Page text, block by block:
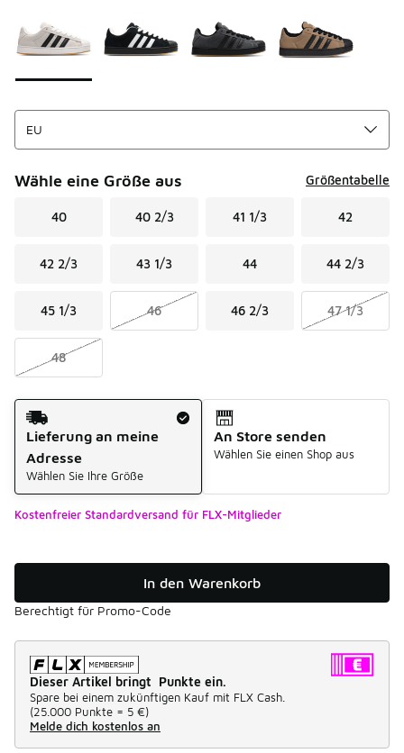
Wähle eine Größe aus Größentabelle
40 40 2/3 41 1/3 42
42 2/3 43 1/3 44 44 2/3
45 1/3 46 46 2/3 47 1/3
48
Versandart
Lieferung an meine
Adresse
Wählen Sie Ihre Größe
An Store senden
Wählen Sie einen Shop aus
Kostenfreier Standardversand für FLX-Mitglieder
In den Warenkorb
Berechtigt für Promo-Code
Dieser Artikel bringt Punkte ein.
Spare bei einem zukünftigen Kauf mit FLX Cash.
(25.000 Punkte = 5 €)
Melde dich kostenlos an